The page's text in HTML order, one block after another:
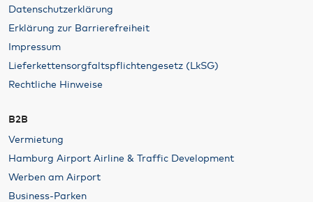
Datenschutzerklärung
Erklärung zur Barrierefreiheit
Impressum
Lieferkettensorgfaltspflichtengesetz (LkSG)
Rechtliche Hinweise
B2B
Vermietung
Hamburg Airport Airline & Traffic Development
Werben am Airport
Business-Parken